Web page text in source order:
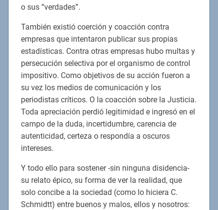
o sus “verdades”.
También existió coerción y coacción contra
empresas que intentaron publicar sus propias
estadísticas. Contra otras empresas hubo multas y
persecución selectiva por el organismo de control
impositivo. Como objetivos de su acción fueron a
su vez los medios de comunicación y los
periodistas críticos. O la coacción sobre la Justicia.
Toda apreciación perdió legitimidad e ingresó en el
campo de la duda, incertidumbre, carencia de
autenticidad, certeza o respondía a oscuros
intereses.
Y todo ello para sostener -sin ninguna disidencia-
su relato épico, su forma de ver la realidad, que
solo concibe a la sociedad (como lo hiciera C.
Schmidtt) entre buenos y malos, ellos y nosotros: